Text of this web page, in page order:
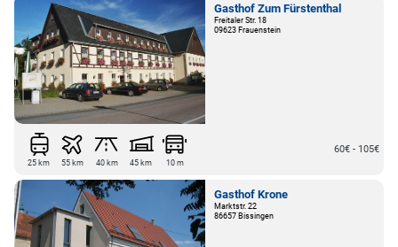
Gasthof Zum Fürstenthal
Freitaler Str. 18
09623 Frauenstein
25 km 55 km 40 km 45 km 10 m
60€ - 105€
Gasthof Krone
Marktstr. 22
86657 Bissingen